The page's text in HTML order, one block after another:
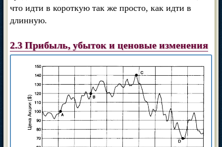
что идти в короткую так же просто, как идти в
длинную.
2.3 Прибыль, убыток и ценовые изменения